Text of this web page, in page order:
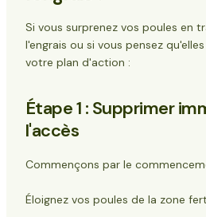
Si vous surprenez vos poules en
l'engrais ou si vous pensez
votre plan d'action :
Étape 1 : Supprimer
l'accès
Commençons par le
Éloignez vos poules de la zone